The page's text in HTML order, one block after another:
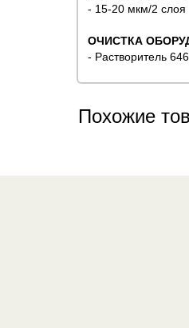
- 15-20 мкм/2 слоя
ОЧИСТКА
- Растворитель
Похожие